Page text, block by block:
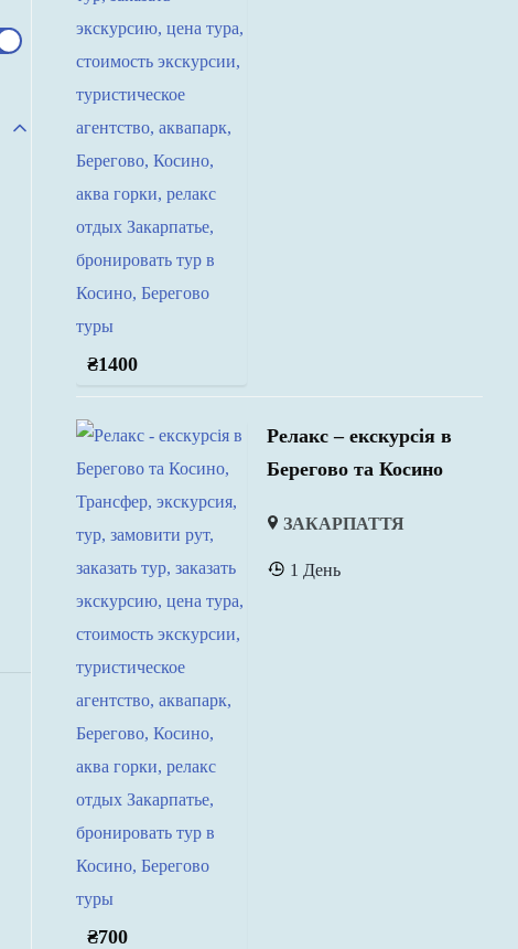
₴1400
₴700
Релакс – екскурсія в
Берегово та Косино
ЗАКАРПАТТЯ
1 День